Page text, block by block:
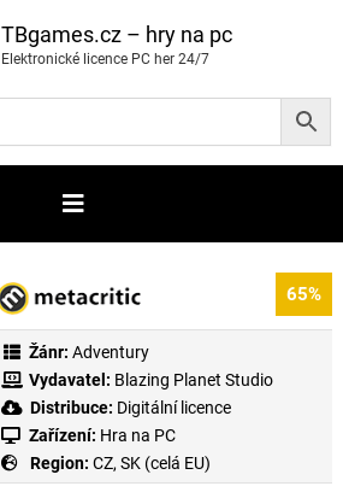
TBgames.cz – hry na pc
Elektronické licence PC her 24/7
65%
Žánr: Adventury
Vydavatel: Blazing Planet Studio
Distribuce: Digitální licence
Zařízení: Hra na PC
Region: CZ, SK (celá EU)